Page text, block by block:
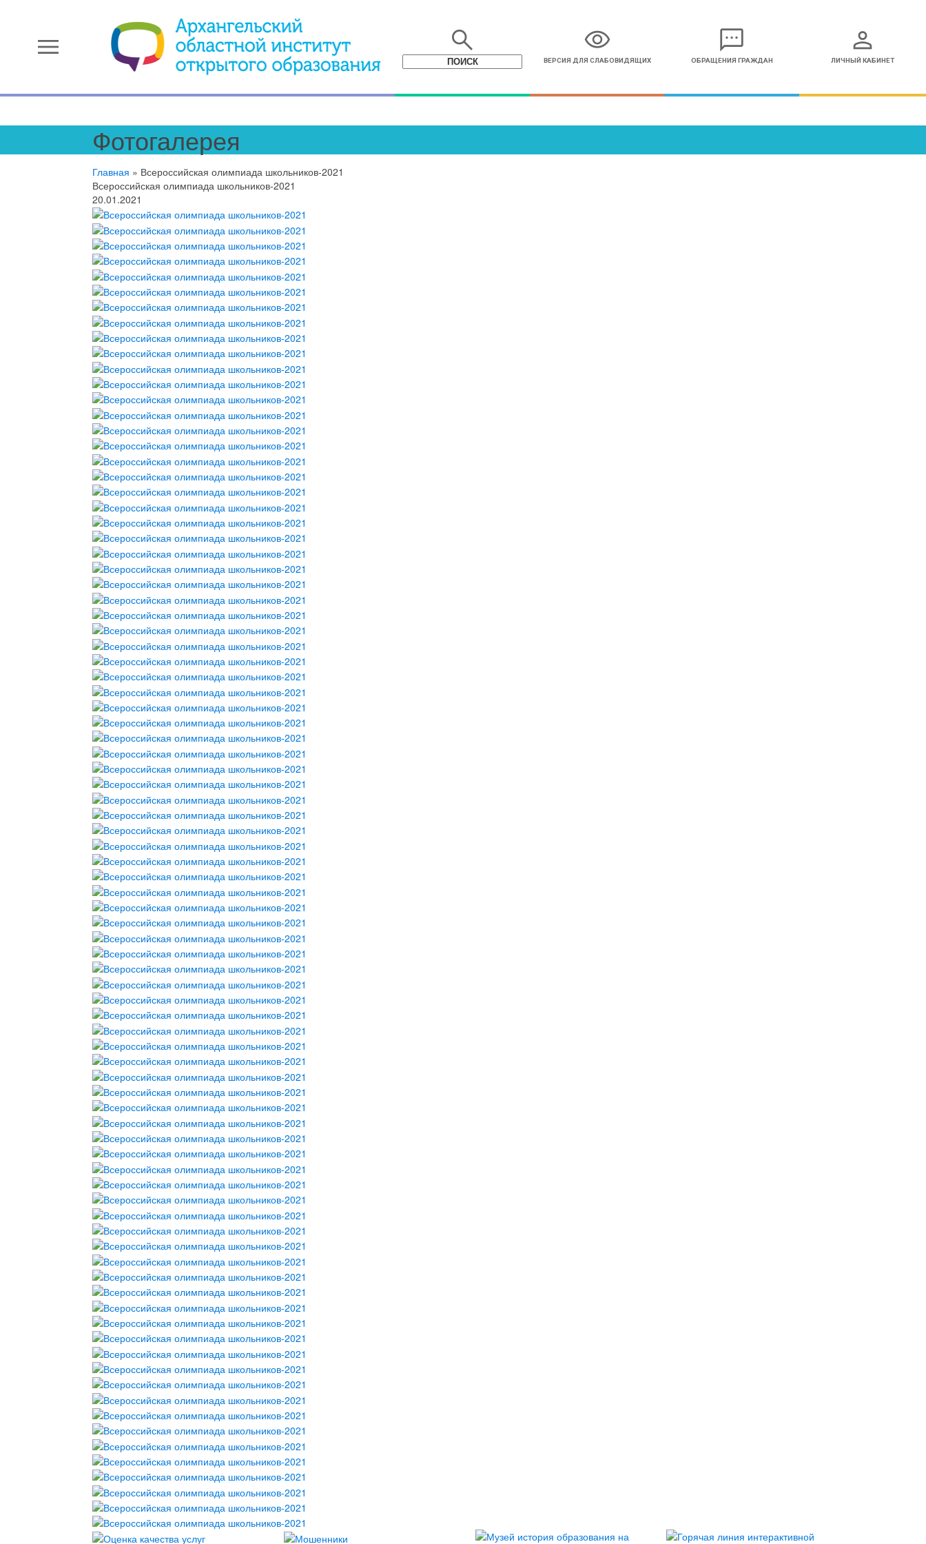
menu search visibility
ВЕРСИЯ ДЛЯ СЛАБОВИДЯЩИХ
sms
ОБРАЩЕНИЯ ГРАЖДАН
person
ЛИЧНЫЙ КАБИНЕТ
Фотогалерея
Главная » Всероссийская олимпиада школьников-2021
Всероссийская олимпиада школьников-2021
20.01.2021